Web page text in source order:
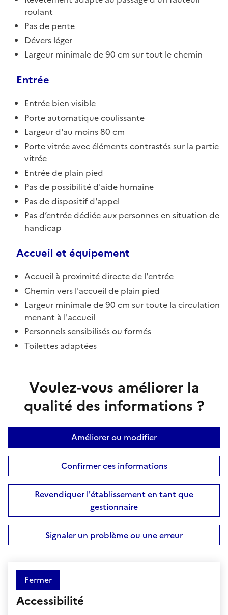
roulant
Pas de pente
Dévers léger
Largeur minimale de 90 cm sur tout le chemin
Entrée
Entrée bien visible
Porte automatique coulissante
Largeur d'au moins 80 cm
Porte vitrée avec éléments contrastés sur la partie
vitrée
Entrée de plain pied
Pas de possibilité d'aide humaine
Pas de dispositif d'appel
Pas d’entrée dédiée aux personnes en situation de
handicap
Accueil et équipement
Accueil à proximité directe de l'entrée
Chemin vers l'accueil de plain pied
Largeur minimale de 90 cm sur toute la circulation
menant à l'accueil
Personnels sensibilisés ou formés
Toilettes adaptées
Voulez-vous améliorer la
qualité des informations ?
Améliorer ou modifier
Confirmer ces informations
Revendiquer l'établissement en tant que
gestionnaire
Signaler un problème ou une erreur
Fermer
Accessibilité